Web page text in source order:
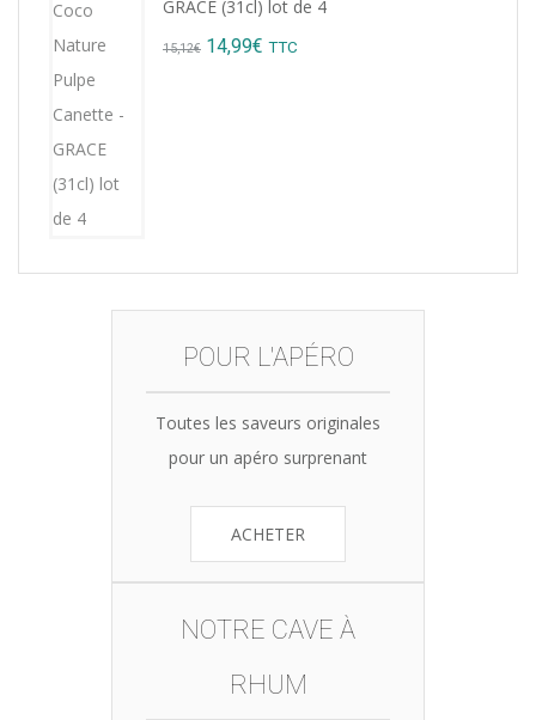
GRACE (31cl) lot de 4
15,12€ Original
14,99€ Current
TTC
POUR L'APÉRO
Toutes les saveurs originales
pour un apéro surprenant
ACHETER
NOTRE CAVE À
RHUM